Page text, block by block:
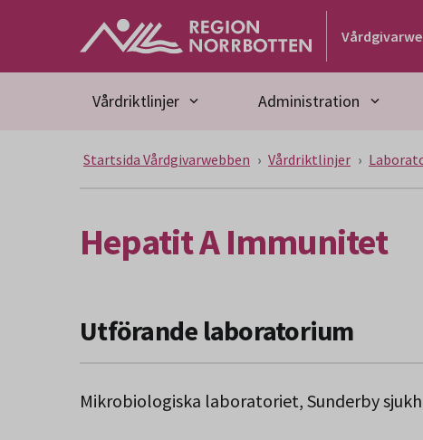
Gå till huvudmeny
Gå till övergripande innehåll
Vårdriktlinjer Administration
Startsida Vårdgivarwebben Vårdriktlinjer
Hepatit A Immunitet
Utförande laboratorium
Mikrobiologiska laboratoriet, Sunderby